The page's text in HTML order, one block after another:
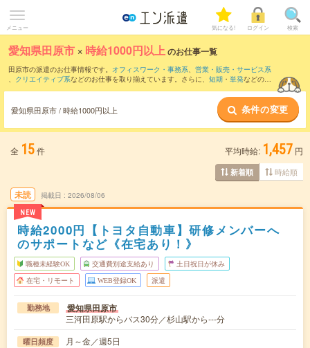
メニュー 気になる! ログイン 検索
愛知県田原市 × 時給1000円以上のお仕事一覧
田原市の派遣のお仕事情報です。 オフィスワーク・事務系、 営業・販売・サービス系
、 クリエイティブ系などのお仕事を取り揃えています。さらに、 短期 ・ 単発などの期
時給1150円以上 ・1800円以上の求人はこちら
当サイトでは法令を遵守し、最低賃金以上の求人のみを掲載しています。
愛知県田原市 / 時給1000円以上 条件の変更
全 15件 平均時給: 1,457 円
新着順 時給順
未読
NEW
掲載日 2026/08/06
時給2000円【トヨタ自動車】研修メンバーへ
のサポートなど《在宅あり！》
職種未経験OK 交通費別途支給あり 土日祝日が休み
在宅・リモート WEB登録OK 派遣
勤務地 愛知県田原市
三河田原駅からバス30分／杉山駅から---分
曜日頻度 月～金／週5日